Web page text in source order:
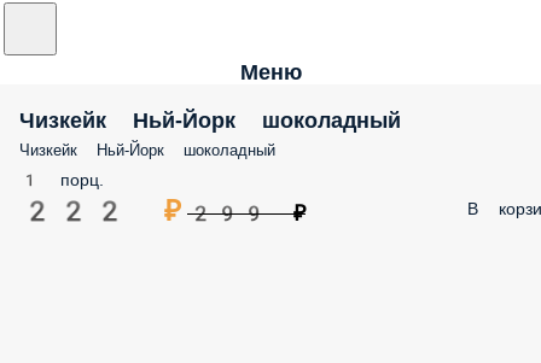
Меню
Чизкейк Ньй-Йорк шоколадный
Чизкейк Ньй-Йорк шоколадный
1 порц.
222 ₽ 299 ₽ В